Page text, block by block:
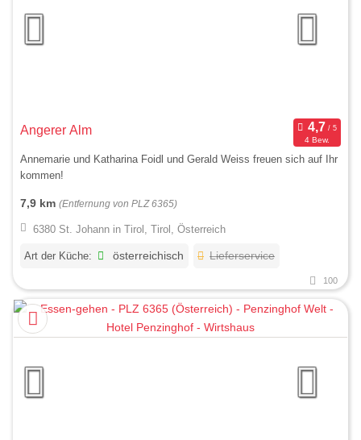
Angerer Alm
4 Bew.
Annemarie und Katharina Foidl und Gerald Weiss freuen sich auf Ihr
kommen!
7,9 km (Entfernung von PLZ 6365)
6380 St. Johann in Tirol, Tirol, Österreich
Art der Küche: österreichisch Lieferservice
100